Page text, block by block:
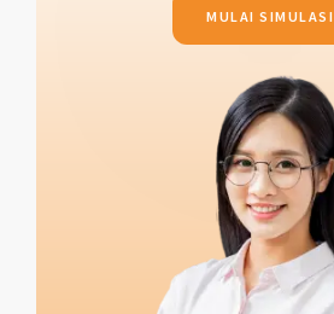
MULAI SIMULASI